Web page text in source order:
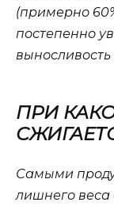
(примерно
постепенно
ПРИ
Самыми
лишнего веса